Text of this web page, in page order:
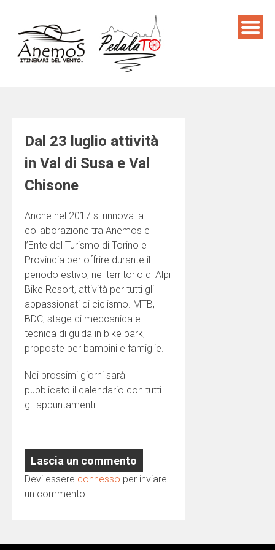
content
Dal 23 luglio attività
in Val di Susa e Val
Chisone
Anche nel 2017 si rinnova la
collaborazione tra Anemos e
l’Ente del Turismo di Torino e
Provincia per offrire durante il
periodo estivo, nel territorio di Alpi
Bike Resort, attività per tutti gli
appassionati di ciclismo. MTB,
BDC, stage di meccanica e
tecnica di guida in bike park,
proposte per bambini e famiglie.
Nei prossimi giorni sarà
pubblicato il calendario con tutti
gli appuntamenti.
Lascia un commento
Devi essere connesso per inviare
un commento.